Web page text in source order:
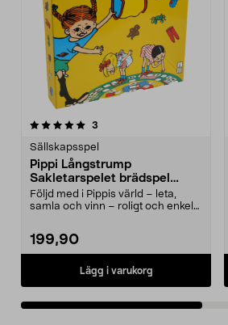
3
Sällskapsspel
Pippi Långstrump
Sakletarspelet brädspel
barn, från 3 år
Följd med i Pippis värld – leta,
samla och vinn – roligt och enkelt
199,90
Lägg i varukorg
0.0 av 5 stjärnor